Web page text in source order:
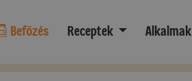
Befőzés Receptek Alkalmak